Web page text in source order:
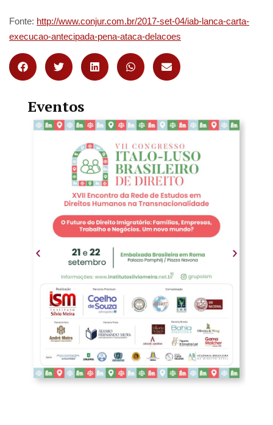
Fonte: http://www.conjur.com.br/2017-set-04/iab-lanca-carta-
execucao-antecipada-pena-ataca-delacoes
Eventos